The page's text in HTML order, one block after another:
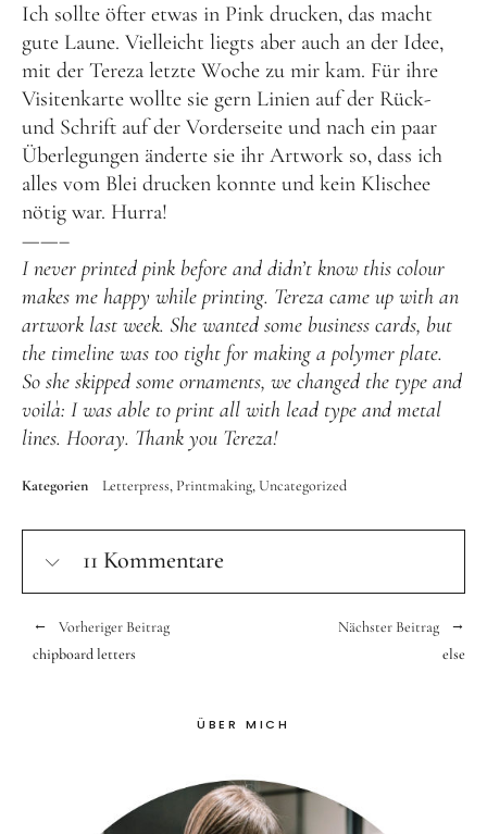
Ich sollte öfter etwas in Pink drucken, das macht
gute Laune. Vielleicht liegts aber auch an der Idee,
mit der Tereza letzte Woche zu mir kam. Für ihre
Visitenkarte wollte sie gern Linien auf der Rück-
und Schrift auf der Vorderseite und nach ein paar
Überlegungen änderte sie ihr Artwork so, dass ich
alles vom Blei drucken konnte und kein Klischee
nötig war. Hurra!
——–
I never printed pink before and didn’t know this colour
makes me happy while printing. Tereza came up with an
artwork last week. She wanted some business cards, but
the timeline was too tight for making a polymer plate.
So she skipped some ornaments, we changed the type and
voilà: I was able to print all with lead type and metal
lines. Hooray. Thank you Tereza!
Kategorien Letterpress Printmaking Uncategorized
11 Kommentare
Vorheriger Beitrag
chipboard letters
Nächster Beitrag
else
ÜBER MICH